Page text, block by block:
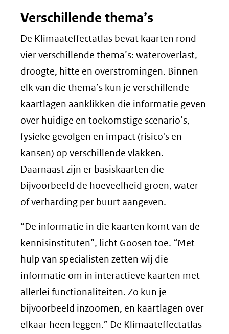
Verschillende thema’s
De Klimaateffectatlas bevat kaarten rond
vier verschillende thema’s: wateroverlast,
droogte, hitte en overstromingen. Binnen
elk van die thema’s kun je verschillende
kaartlagen aanklikken die informatie geven
over huidige en toekomstige scenario’s,
fysieke gevolgen en impact (risico's en
kansen) op verschillende vlakken.
Daarnaast zijn er basiskaarten die
bijvoorbeeld de hoeveelheid groen, water
of verharding per buurt aangeven.
“De informatie in die kaarten komt van de
kennisinstituten”, licht Goosen toe. “Met
hulp van specialisten zetten wij die
informatie om in interactieve kaarten met
allerlei functionaliteiten. Zo kun je
bijvoorbeeld inzoomen, en kaartlagen over
elkaar heen leggen.” De Klimaateffectatlas